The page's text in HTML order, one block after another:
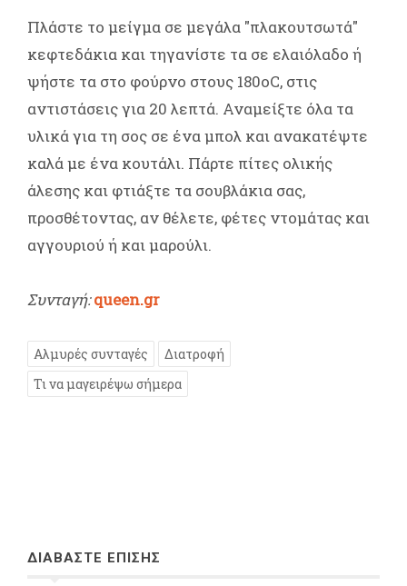
Πλάστε το μείγμα σε μεγάλα "πλακουτσωτά"
κεφτεδάκια και τηγανίστε τα σε ελαιόλαδο ή
ψήστε τα στο φούρνο στους 180οC, στις
αντιστάσεις για 20 λεπτά. Αναμείξτε όλα τα
υλικά για τη σος σε ένα μπολ και ανακατέψτε
καλά με ένα κουτάλι. Πάρτε πίτες ολικής
άλεσης και φτιάξτε τα σουβλάκια σας,
προσθέτοντας, αν θέλετε, φέτες ντομάτας και
αγγουριού ή και μαρούλι.
Συνταγή: queen.gr
Αλμυρές συνταγές
Διατροφή
Τι να μαγειρέψω σήμερα
ΔΙΑΒΑΣΤΕ ΕΠΙΣΗΣ